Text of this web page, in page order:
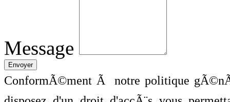
Message
ConformÃ©ment Ã notre politique